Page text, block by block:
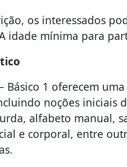
os interessados
idade mínima para
Básico 1 oferecem
noções iniciais
alfabeto manual,
e corporal, entre